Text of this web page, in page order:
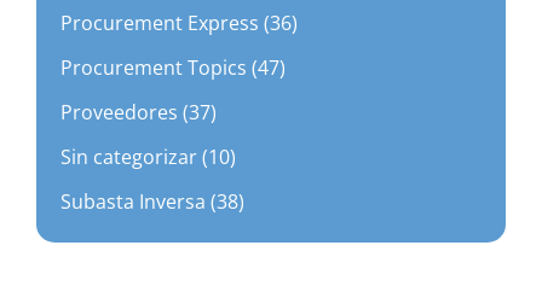
Procurement Express (36)
Procurement Topics (47)
Proveedores (37)
Sin categorizar (10)
Subasta Inversa (38)